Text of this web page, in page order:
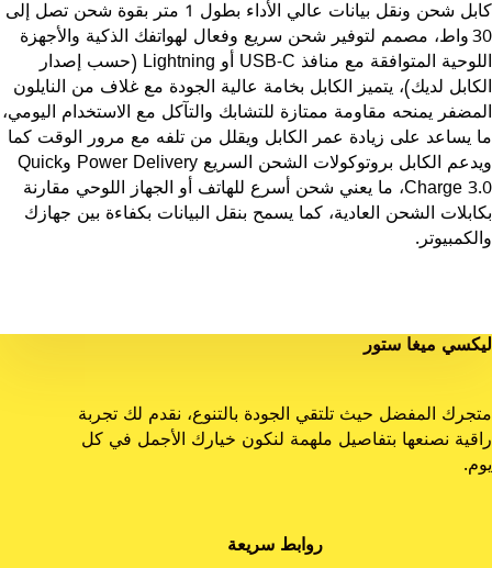
كابل شحن ونقل بيانات عالي الأداء بطول 1 متر بقوة شحن تصل إلى
30 واط، مصمم لتوفير شحن سريع وفعال لهواتفك الذكية والأجهزة
اللوحية المتوافقة مع منافذ USB‑C أو Lightning (حسب إصدار
الكابل لديك)، يتميز الكابل بخامة عالية الجودة مع غلاف من النايلون
المضفر يمنحه مقاومة ممتازة للتشابك والتآكل مع الاستخدام اليومي،
ما يساعد على زيادة عمر الكابل ويقلل من تلفه مع مرور الوقت كما
ويدعم الكابل بروتوكولات الشحن السريع Power Delivery وQuick
Charge 3.0، ما يعني شحن أسرع للهاتف أو الجهاز اللوحي مقارنة
بكابلات الشحن العادية، كما يسمح بنقل البيانات بكفاءة بين جهازك
والكمبيوتر.
ليكسي ميغا ستور
متجرك المفضل حيث تلتقي الجودة بالتنوع، نقدم لك تجربة
راقية نصنعها بتفاصيل ملهمة لنكون خيارك الأجمل في كل
يوم.
روابط سريعة